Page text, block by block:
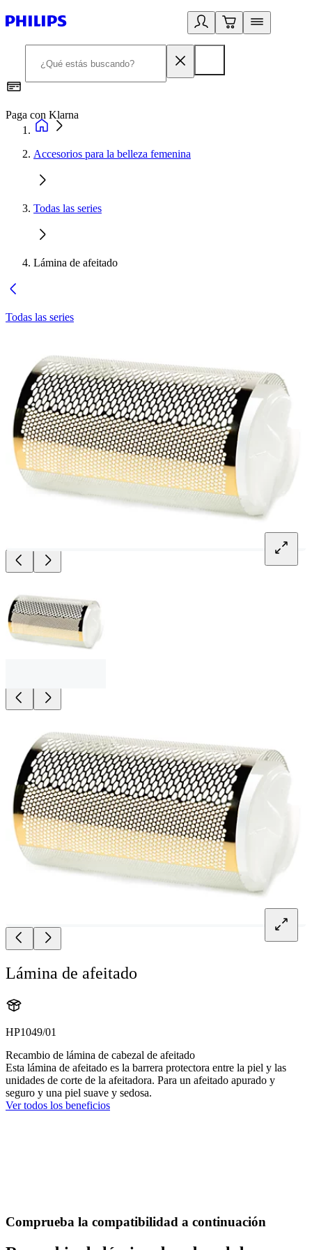
Paga con Klarna
Accesorios para la belleza femenina
Todas las series
Lámina de afeitado
Todas las series
Lámina de afeitado
HP1049/01
Recambio de lámina de cabezal de afeitado
Esta lámina de afeitado es la barrera protectora entre la piel y las
unidades de corte de la afeitadora. Para un afeitado apurado y
seguro y una piel suave y sedosa.
Ver todos los beneficios
Comprueba la compatibilidad a continuación